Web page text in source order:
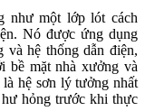
như một lớp lót cách
Nó được ứng dụng
và hệ thống dẫn điện,
bề mặt nhà xưởng và
hệ sơn lý tưởng nhất
hỏng trước khi thực